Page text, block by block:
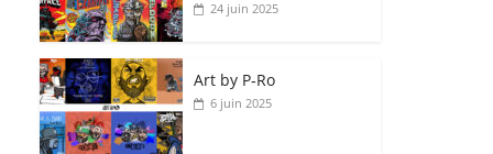
24 juin 2025
Art by P‑Ro
6 juin 2025